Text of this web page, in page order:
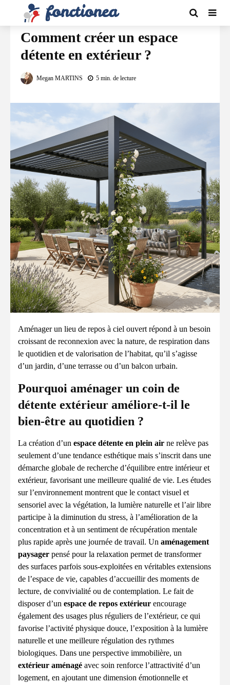
VIE PRATIQUE
Comment créer un espace
détente en extérieur ?
Megan MARTINS 5 min. de lecture
Aménager un lieu de repos à ciel ouvert répond à un besoin
croissant de reconnexion avec la nature, de respiration dans
le quotidien et de valorisation de l’habitat, qu’il s’agisse
d’un jardin, d’une terrasse ou d’un balcon urbain.
Pourquoi aménager un coin de
détente extérieur améliore-t-il le
bien-être au quotidien ?
La création d’un espace détente en plein air ne relève pas
seulement d’une tendance esthétique mais s’inscrit dans une
démarche globale de recherche d’équilibre entre intérieur et
extérieur, favorisant une meilleure qualité de vie. Les études
sur l’environnement montrent que le contact visuel et
sensoriel avec la végétation, la lumière naturelle et l’air libre
participe à la diminution du stress, à l’amélioration de la
concentration et à un sentiment de récupération mentale
plus rapide après une journée de travail. Un aménagement
paysager pensé pour la relaxation permet de transformer
des surfaces parfois sous-exploitées en véritables extensions
de l’espace de vie, capables d’accueillir des moments de
lecture, de convivialité ou de contemplation. Le fait de
disposer d’un espace de repos extérieur encourage
également des usages plus réguliers de l’extérieur, ce qui
favorise l’activité physique douce, l’exposition à la lumière
naturelle et une meilleure régulation des rythmes
biologiques. Dans une perspective immobilière, un
extérieur aménagé avec soin renforce l’attractivité d’un
logement, en ajoutant une dimension émotionnelle et